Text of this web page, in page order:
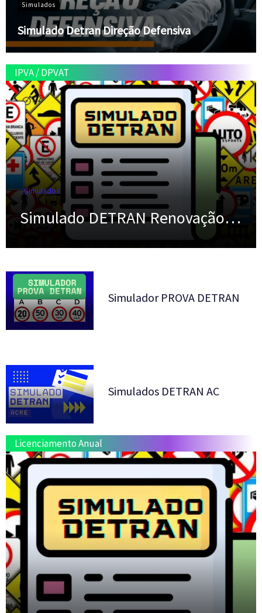
Simulados
Simulado Detran Direção Defensiva
IPVA/DPVAT
Simulados
Simulado DETRAN Renovação…
Simulador PROVA DETRAN
Simulados DETRAN AC
Licenciamento Anual